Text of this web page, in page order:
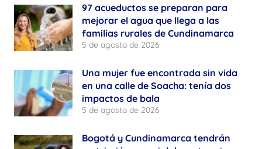
97 acueductos se preparan para
mejorar el agua que llega a las
familias rurales de Cundinamarca
5 de agosto de 2026
Una mujer fue encontrada sin vida
en una calle de Soacha: tenía dos
impactos de bala
5 de agosto de 2026
Bogotá y Cundinamarca tendrán